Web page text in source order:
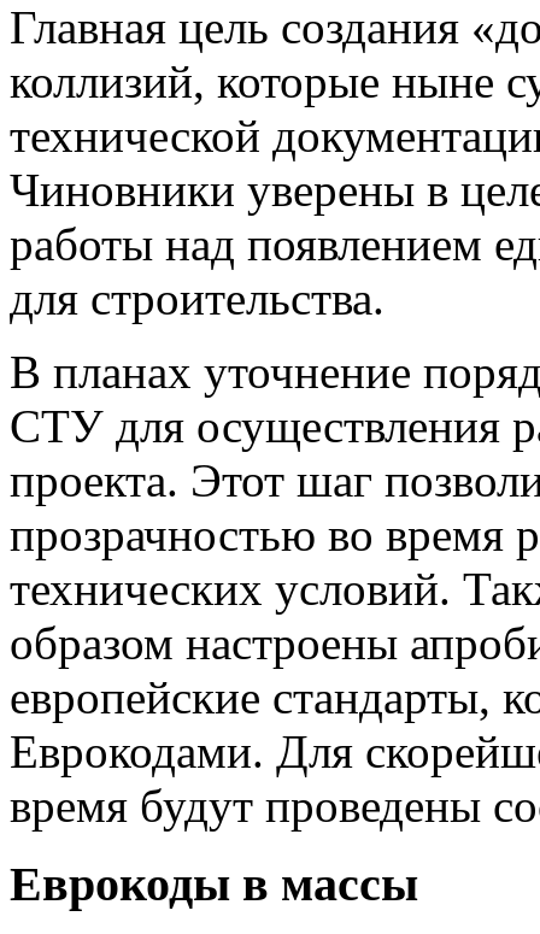
Главная цель создания
коллизий, которые ныне
технической
Чиновники уверены в
работы над появлением
для строительства.
В планах уточнение
СТУ для осуществления
проекта. Этот шаг
прозрачностью во время
технических условий.
образом настроены
европейские стандарты,
Еврокодами. Для
время будут проведены
Еврокоды в массы